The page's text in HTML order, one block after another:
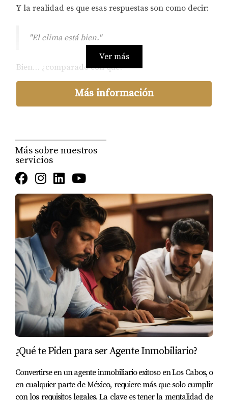
Y la realidad es que esas respuestas son como decir:
"El clima está bien."
Bien… ¿comparado con qué?
Porque Cabo San Lucas ya no funciona como un
solo mercado.
al mismo tiempo.
El comportamiento de:
El Tezal
Pedregal
Quivira
Sunset
Ventanas
Cabo Bello
Corredor
Ver más
Más información
Más sobre nuestros
servicios
¿Qué te Piden para ser Agente Inmobiliario?
Convertirse en un agente inmobiliario exitoso en Los Cabos, o
en cualquier parte de México, requiere más que solo cumplir
con los requisitos legales. La clave es tener la mentalidad de